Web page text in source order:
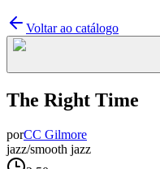
Voltar ao catálogo
The Right Time
porCC Gilmore
jazz/smooth jazz